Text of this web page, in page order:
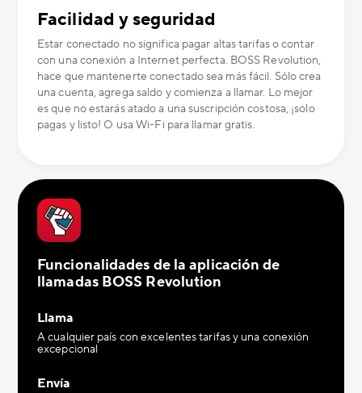
Facilidad y seguridad
Estar conectado no significa pagar altas tarifas o contar
con una conexión a Internet perfecta. BOSS Revolution,
hace que mantenerte conectado sea más fácil. Sólo crea
una cuenta, agrega saldo y comienza a llamar. Lo mejor
es que no estarás atado a una suscripción costosa, ¡solo
pagas y listo! O usa Wi-Fi para llamar gratis.
Funcionalidades de la aplicación de
llamadas BOSS Revolution
Llama
A cualquier país con excelentes tarifas y una conexión
excepcional
Envía